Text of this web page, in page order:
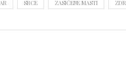
SRCE ZASIĆENE MASTI